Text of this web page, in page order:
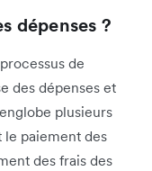
dépenses ?
de
des dépenses et
plusieurs
paiement des
des frais des